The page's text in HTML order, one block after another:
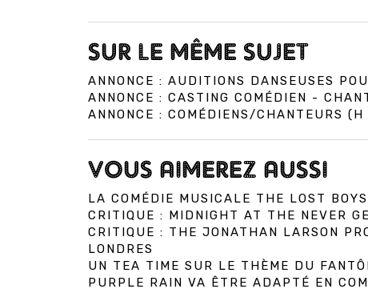
SUR LE MÊME SUJET
ANNONCE : AUDITIONS DANSEUSES
ANNONCE : CASTING COMÉDIEN -
ANNONCE : COMÉDIENS/CHANTEURS
VOUS AIMEREZ AUSSI
LA COMÉDIE MUSICALE THE LOST
CRITIQUE : MIDNIGHT AT THE NEVER
CRITIQUE : THE JONATHAN LARSON
LONDRES
UN TEA TIME SUR LE THÈME DU
PURPLE RAIN VA ÊTRE ADAPTÉ EN